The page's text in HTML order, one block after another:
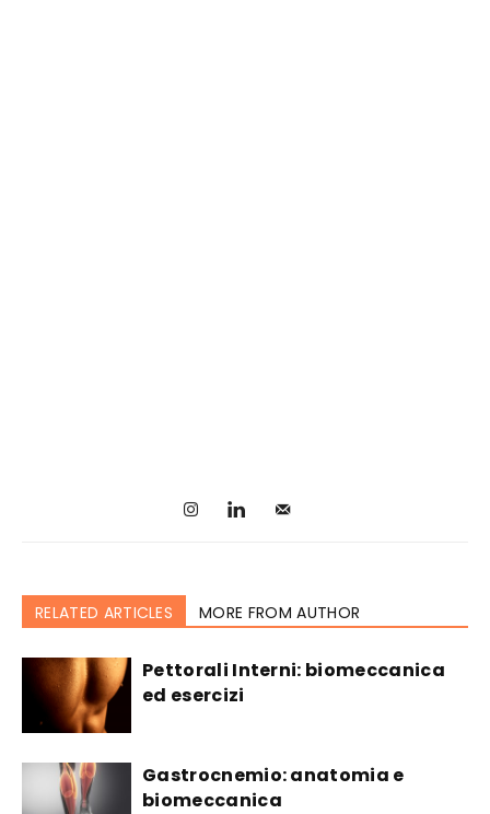
RELATED ARTICLES MORE FROM AUTHOR
Pettorali Interni: biomeccanica
ed esercizi
Gastrocnemio: anatomia e
biomeccanica